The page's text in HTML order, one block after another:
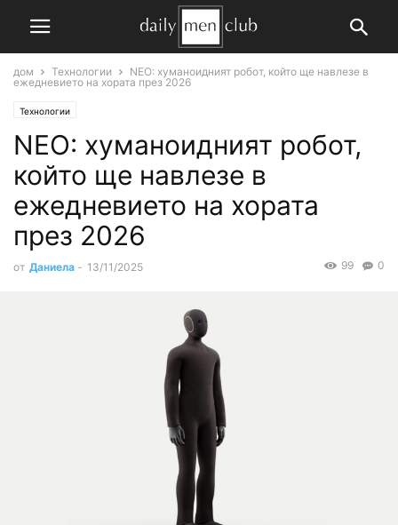
дом Технологии
NEO: хуманоидният робот, който ще навлезе в
ежедневието на хората през 2026
Технологии
NEO: хуманоидният робот,
който ще навлезе в
ежедневието на хората
през 2026
от Даниела - 13/11/2025 0
99